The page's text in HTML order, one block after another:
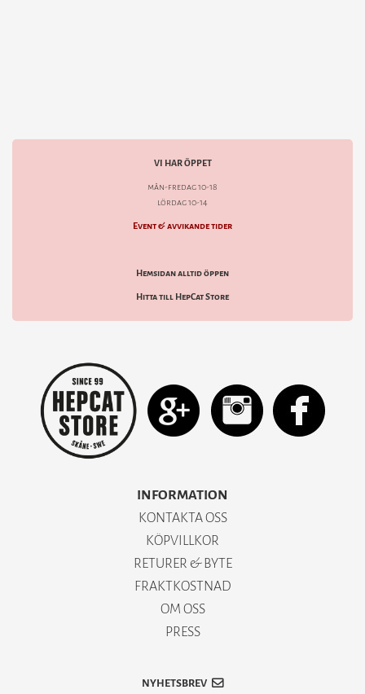
VI HAR ÖPPET
mån-fredag 10-18
lördag 10-14
Event & avvikande tider
Hemsidan alltid öppen
Hitta till HepCat Store
INFORMATION
KONTAKTA OSS
KÖPVILLKOR
RETURER & BYTE
FRAKTKOSTNAD
OM OSS
PRESS
NYHETSBREV